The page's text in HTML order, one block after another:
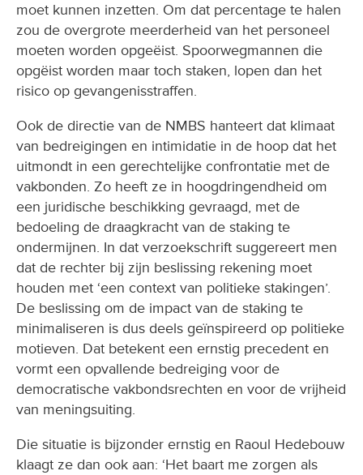
moet kunnen inzetten. Om dat percentage te halen
zou de overgrote meerderheid van het personeel
moeten worden opgeëist. Spoorwegmannen die
opgëist worden maar toch staken, lopen dan het
risico op gevangenisstraffen.
Ook de directie van de NMBS hanteert dat klimaat
van bedreigingen en intimidatie in de hoop dat het
uitmondt in een gerechtelijke confrontatie met de
vakbonden. Zo heeft ze in hoogdringendheid om
een juridische beschikking gevraagd, met de
bedoeling de draagkracht van de staking te
ondermijnen. In dat verzoekschrift suggereert men
dat de rechter bij zijn beslissing rekening moet
houden met ‘een context van politieke stakingen’.
De beslissing om de impact van de staking te
minimaliseren is dus deels geïnspireerd op politieke
motieven. Dat betekent een ernstig precedent en
vormt een opvallende bedreiging voor de
democratische vakbondsrechten en voor de vrijheid
van meningsuiting.
Die situatie is bijzonder ernstig en Raoul Hedebouw
klaagt ze dan ook aan: ‘Het baart me zorgen als